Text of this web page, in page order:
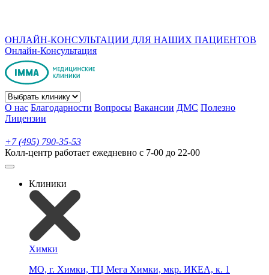
ОНЛАЙН-КОНСУЛЬТАЦИИ ДЛЯ НАШИХ ПАЦИЕНТОВ
Онлайн-Консультация
О нас Благодарности Вопросы Вакансии ДМС Полезно
Лицензии
+7 (495) 790-35-53
Колл-центр работает ежедневно с 7-00 до 22-00
Клиники
Химки
МО, г. Химки, ТЦ Мега Химки, мкр. ИКЕА, к. 1